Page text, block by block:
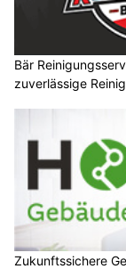
Bär
zuverlässige
Zukunftssichere